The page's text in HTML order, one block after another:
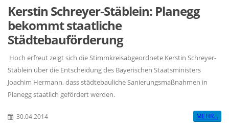
Kerstin Schreyer-Stäblein: Planegg
bekommt staatliche
Städtebauförderung
Hoch erfreut zeigt sich die Stimmkreisabgeordnete Kerstin Schreyer-
Stäblein über die Entscheidung des Bayerischen Staatsministers
Joachim Hermann, dass städtebauliche Sanierungsmaßnahmen in
Planegg staatlich gefördert werden.
30.04.2014 MEHR...